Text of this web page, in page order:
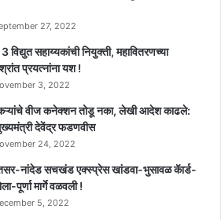
27, 2022
विद्युत सहाय्यकांची नियुक्ती, महावितरणच्या
प्रयत्नांना यश !
3, 2022
वीज कनेक्शन तोडू नका, लेखी आदेश काढले:
देवेंद्र फडणवीस
24, 2022
नांदेड सचखंड एक्स्प्रेस खांडवा-भुसावळ कॅार्ड-
पूर्णा मार्गे वळवली !
5, 2022